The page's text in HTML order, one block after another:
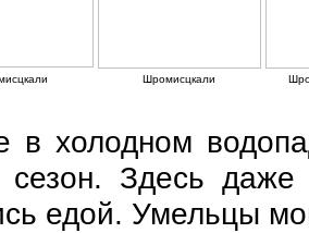
Шромисцкали
в холодном
сезон. Здесь
едой. Умельцы